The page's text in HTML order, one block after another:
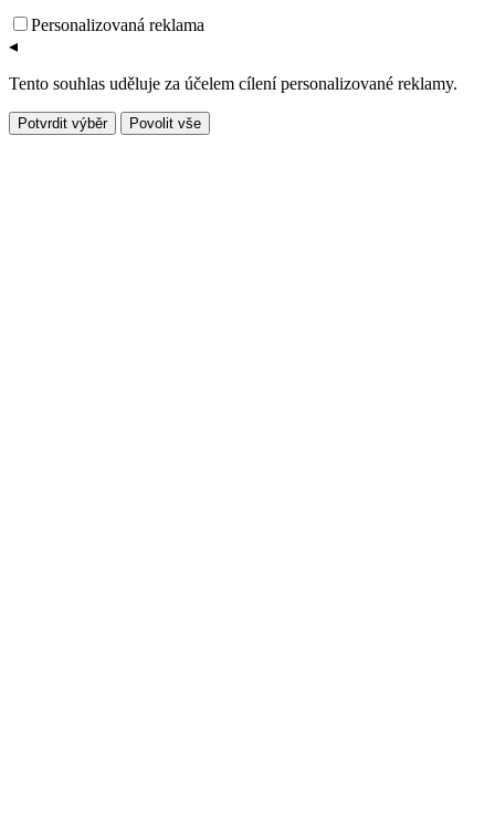
Personalizovaná reklama
◂
Tento souhlas uděluje za účelem cílení personalizované reklamy.
Potvrdit výběr Povolit vše